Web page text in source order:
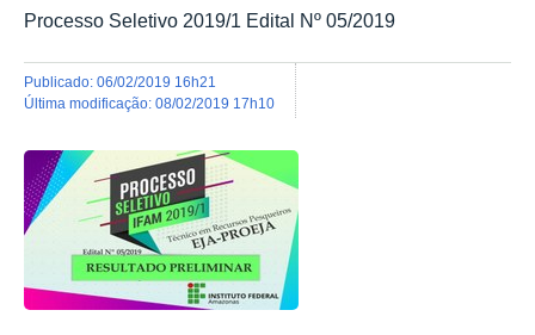
Processo Seletivo 2019/1 Edital Nº 05/2019
publicado: 06/02/2019 16h21
última modificação: 08/02/2019 17h10